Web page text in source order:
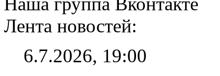
Лента новостей:
6.7.2026, 19:00